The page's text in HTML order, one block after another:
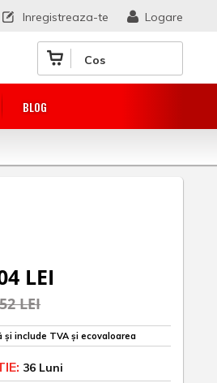
Cos
BLOG
Logare
Inregistreaza-te
LEI
LEI
include TVA și ecovaloarea
36 Luni